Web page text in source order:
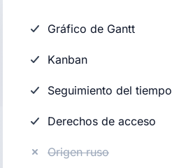
Gráfico de Gantt
Kanban
Seguimiento del tiempo
Derechos de acceso
Origen ruso